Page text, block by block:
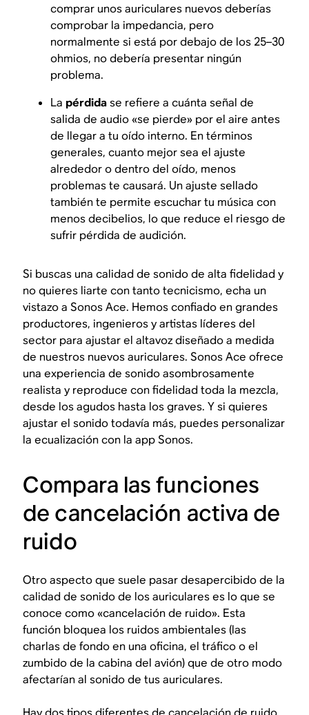
comprar unos auriculares nuevos deberías
comprobar la impedancia, pero
normalmente si está por debajo de los 25–30
ohmios, no debería presentar ningún
problema.
La pérdidase refiere a cuánta señal de
salida de audio «se pierde» por el aire antes
de llegar a tu oído interno. En términos
generales, cuanto mejor sea el ajuste
alrededor o dentro del oído, menos
problemas te causará. Un ajuste sellado
también te permite escuchar tu música con
menos decibelios, lo que reduce el riesgo de
sufrir pérdida de audición.
Si buscas una calidad de sonido de alta fidelidad y
no quieres liarte con tanto tecnicismo, echa un
vistazo a Sonos Ace. Hemos confiado en grandes
productores, ingenieros y artistas líderes del
sector para ajustar el altavoz diseñado a medida
de nuestros nuevos auriculares. Sonos Ace ofrece
una experiencia de sonido asombrosamente
realista y reproduce con fidelidad toda la mezcla,
desde los agudos hasta los graves. Y si quieres
ajustar el sonido todavía más, puedes personalizar
la ecualización con la app Sonos.
Compara las funciones
de cancelación activa de
ruido
Otro aspecto que suele pasar desapercibido de la
calidad de sonido de los auriculares es lo que se
conoce como «cancelación de ruido». Esta
función bloquea los ruidos ambientales (las
charlas de fondo en una oficina, el tráfico o el
zumbido de la cabina del avión) que de otro modo
afectarían al sonido de tus auriculares.